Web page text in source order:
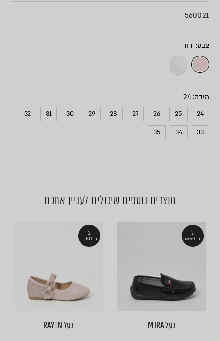
560021
צבע
מידה
24
25
26
27
28
29
30
31
32
33
34
35
מוצרים נוספים שיכולים לעניין אתכם
2
ב-₪50
נעל MIRA
2
ב-₪50
נעל RAYEN